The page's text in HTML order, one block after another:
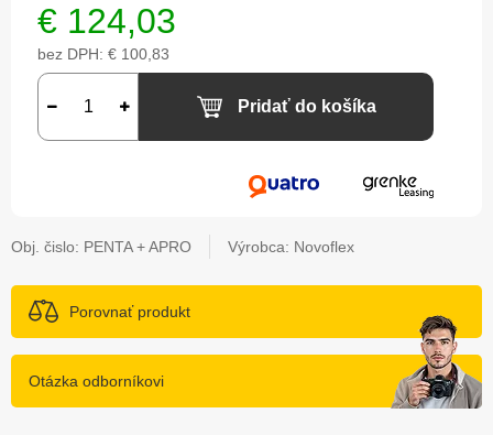
€ 124,03
bez DPH: € 100,83
Pridať do košíka
Obj. čislo: PENTA + APRO Výrobca: Novoflex
Porovnať produkt
Otázka odborníkovi